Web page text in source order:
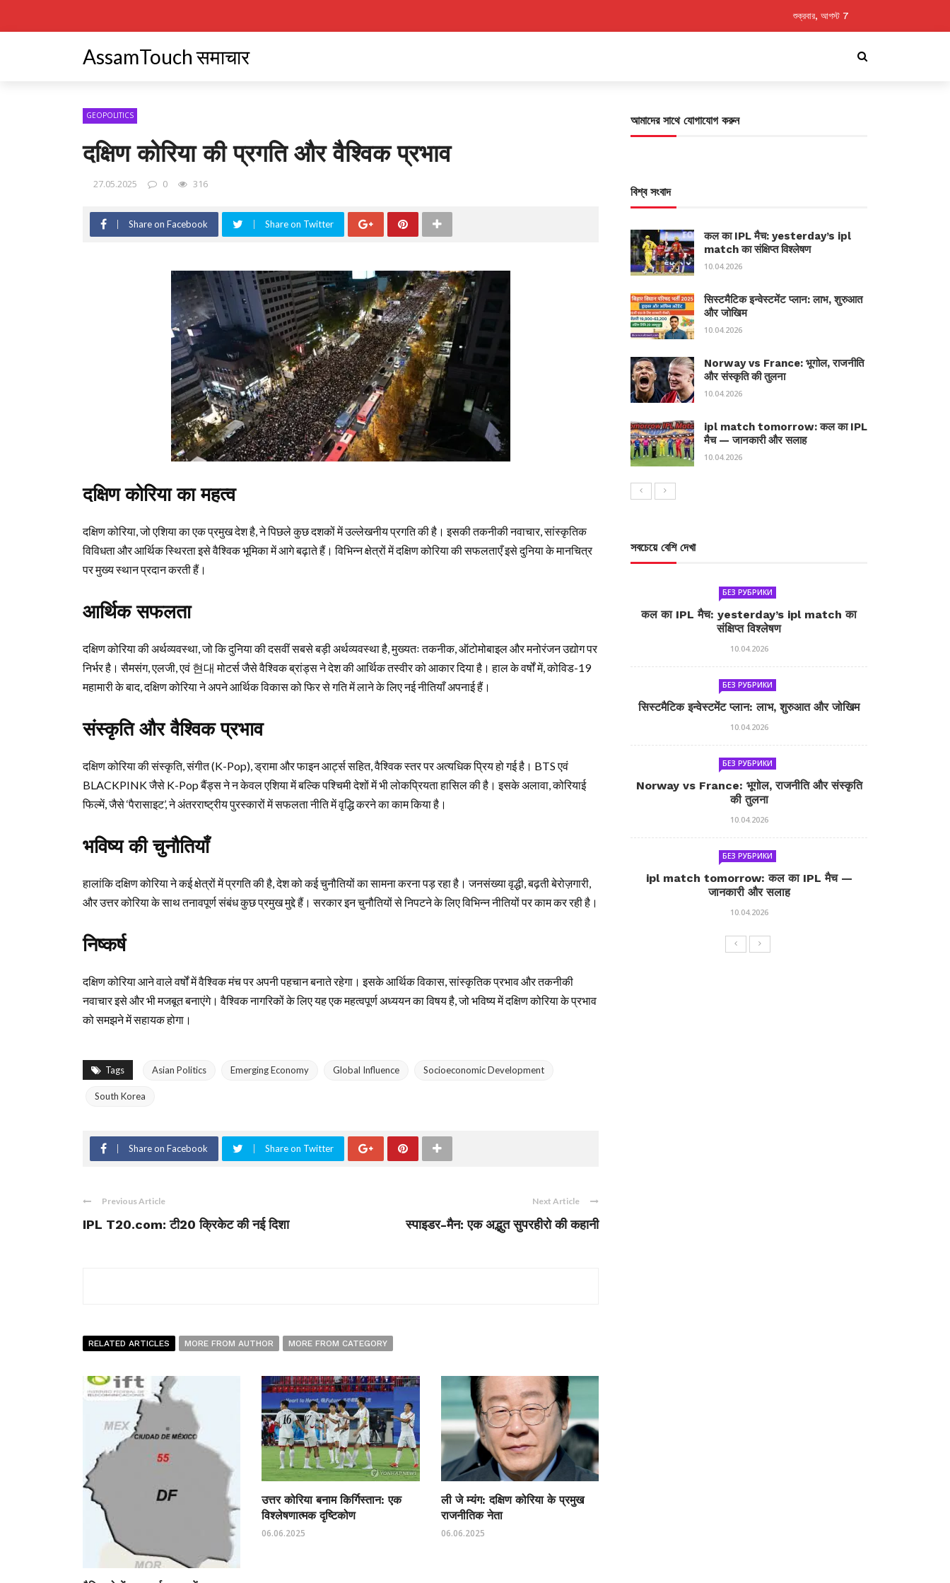
শুক্রবার, আগস্ট 7
AssamTouch समाचार
GEOPOLITICS
दक्षिण कोरिया की प्रगति और वैश्विक प्रभाव
27.05.2025 0 316
Share on Facebook Share on Twitter
दक्षिण कोरिया का महत्व
दक्षिण कोरिया, जो एशिया का एक प्रमुख देश है, ने पिछले कुछ दशकों में उल्लेखनीय प्रगति की है। इसकी तकनीकी नवाचार, सांस्कृतिक
विविधता और आर्थिक स्थिरता इसे वैश्विक भूमिका में आगे बढ़ाते हैं। विभिन्न क्षेत्रों में दक्षिण कोरिया की सफलताएँ इसे दुनिया के मानचित्र
पर मुख्य स्थान प्रदान करती हैं।
आर्थिक सफलता
दक्षिण कोरिया की अर्थव्यवस्था, जो कि दुनिया की दसवीं सबसे बड़ी अर्थव्यवस्था है, मुख्यतः तकनीक, ऑटोमोबाइल और मनोरंजन उद्योग पर
निर्भर है। सैमसंग, एलजी, एवं 현대 मोटर्स जैसे वैश्विक ब्रांड्स ने देश की आर्थिक तस्वीर को आकार दिया है। हाल के वर्षों में, कोविड-19
महामारी के बाद, दक्षिण कोरिया ने अपने आर्थिक विकास को फिर से गति में लाने के लिए नई नीतियाँ अपनाई हैं।
संस्कृति और वैश्विक प्रभाव
दक्षिण कोरिया की संस्कृति, संगीत (K-Pop), ड्रामा और फाइन आर्ट्स सहित, वैश्विक स्तर पर अत्यधिक प्रिय हो गई है। BTS एवं
BLACKPINK जैसे K-Pop बैंड्स ने न केवल एशिया में बल्कि पश्चिमी देशों में भी लोकप्रियता हासिल की है। इसके अलावा, कोरियाई
फिल्में, जैसे ‘पैरासाइट’, ने अंतरराष्ट्रीय पुरस्कारों में सफलता नीति में वृद्धि करने का काम किया है।
भविष्य की चुनौतियाँ
हालांकि दक्षिण कोरिया ने कई क्षेत्रों में प्रगति की है, देश को कई चुनौतियों का सामना करना पड़ रहा है। जनसंख्या वृद्धी, बढ़ती बेरोज़गारी,
और उत्तर कोरिया के साथ तनावपूर्ण संबंध कुछ प्रमुख मुद्दे हैं। सरकार इन चुनौतियों से निपटने के लिए विभिन्न नीतियों पर काम कर रही है।
निष्कर्ष
दक्षिण कोरिया आने वाले वर्षों में वैश्विक मंच पर अपनी पहचान बनाते रहेगा। इसके आर्थिक विकास, सांस्कृतिक प्रभाव और तकनीकी
नवाचार इसे और भी मजबूत बनाएंगे। वैश्विक नागरिकों के लिए यह एक महत्वपूर्ण अध्ययन का विषय है, जो भविष्य में दक्षिण कोरिया के प्रभाव
को समझने में सहायक होगा।
Tags Asian Politics Emerging Economy Global Influence Socioeconomic Development
South Korea
Share on Facebook Share on Twitter
Previous Article
IPL T20.com: टी20 क्रिकेट की नई दिशा
Next Article
स्पाइडर-मैन: एक अद्भुत सुपरहीरो की कहानी
RELATED ARTICLES MORE FROM AUTHOR MORE FROM CATEGORY
उत्तर कोरिया बनाम किर्गिस्तान: एक
विश्लेषणात्मक दृष्टिकोण
06.06.2025
ली जे म्यंग: दक्षिण कोरिया के प्रमुख
राजनीतिक नेता
06.06.2025
আমাদের সাথে যোগাযোগ করুন
বিশ্ব সংবাদ
कल का IPL मैच: yesterday’s ipl
match का संक्षिप्त विश्लेषण
10.04.2026
सिस्टमैटिक इन्वेस्टमेंट प्लान: लाभ, शुरुआत
और जोखिम
10.04.2026
Norway vs France: भूगोल, राजनीति
और संस्कृति की तुलना
10.04.2026
ipl match tomorrow: कल का IPL
मैच — जानकारी और सलाह
10.04.2026
সবচেয়ে বেশি দেখা
БЕЗ РУБРИКИ
कल का IPL मैच: yesterday’s ipl match का
संक्षिप्त विश्लेषण
10.04.2026
БЕЗ РУБРИКИ
सिस्टमैटिक इन्वेस्टमेंट प्लान: लाभ, शुरुआत और जोखिम
10.04.2026
БЕЗ РУБРИКИ
Norway vs France: भूगोल, राजनीति और संस्कृति
की तुलना
10.04.2026
БЕЗ РУБРИКИ
ipl match tomorrow: कल का IPL मैच —
जानकारी और सलाह
10.04.2026